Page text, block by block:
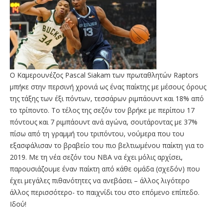
Ο Καμερουνέζος Pascal Siakam των πρωταθλητών Raptors
μπήκε στην περσινή χρονιά ως ένας παίκτης με μέσους όρους
της τάξης των έξι πόντων, τεσσάρων ριμπάουντ και 18% από
το τρίποντο. Το τέλος της σεζόν τον βρήκε με περίπου 17
πόντους και 7 ριμπάουντ ανά αγώνα, σουτάροντας με 37%
πίσω από τη γραμμή του τριπόντου, νούμερα που του
εξασφάλισαν το βραβείο του πιο βελτιωμένου παίκτη για το
2019. Με τη νέα σεζόν του NBA να έχει μόλις αρχίσει,
παρουσιάζουμε έναν παίκτη από κάθε ομάδα (σχεδόν) που
έχει μεγάλες πιθανότητες να ανεβάσει – άλλος λιγότερο
άλλος περισσότερο- το παιχνίδι του στο επόμενο επίπεδο.
Ιδού!